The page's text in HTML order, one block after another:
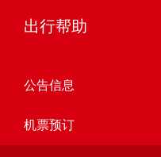
出行帮助
公告信息
机票预订